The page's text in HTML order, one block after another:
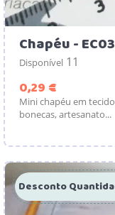
Chapéu -
Disponível 11
0,29 €
Mini chapéu em
bonecas, artesanato...
Desconto